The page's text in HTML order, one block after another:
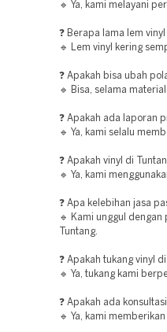
🔹 Ya, kami melayani
❓ Berapa lama lem
🔹 Lem vinyl kering
❓ Apakah bisa ubah
🔹 Bisa, selama
❓ Apakah ada laporan
🔹 Ya, kami selalu
❓ Apakah vinyl di
🔹 Ya, kami
❓ Apa kelebihan jasa
🔹 Kami unggul
Tuntang.
❓ Apakah tukang vinyl
🔹 Ya, tukang kami
❓ Apakah ada
🔹 Ya, kami